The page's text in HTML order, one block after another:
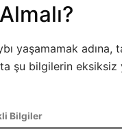
yaşamamak adına,
şu bilgilerin eksiksiz
Bilgiler